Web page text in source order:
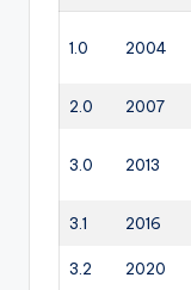
1.0 2004
2.0 2007
3.0 2013
3.1 2016
3.2 2020